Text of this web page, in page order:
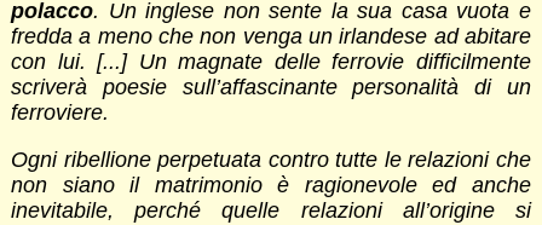
polacco. Un inglese non sente la sua casa vuota e
fredda a meno che non venga un irlandese ad abitare
con lui. [...] Un magnate delle ferrovie difficilmente
scriverà poesie sull’affascinante personalità di un
ferroviere.
Ogni ribellione perpetuata contro tutte le relazioni che
non siano il matrimonio è ragionevole ed anche
inevitabile, perché quelle relazioni all’origine si